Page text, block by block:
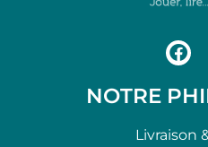
NOTRE
Livraison